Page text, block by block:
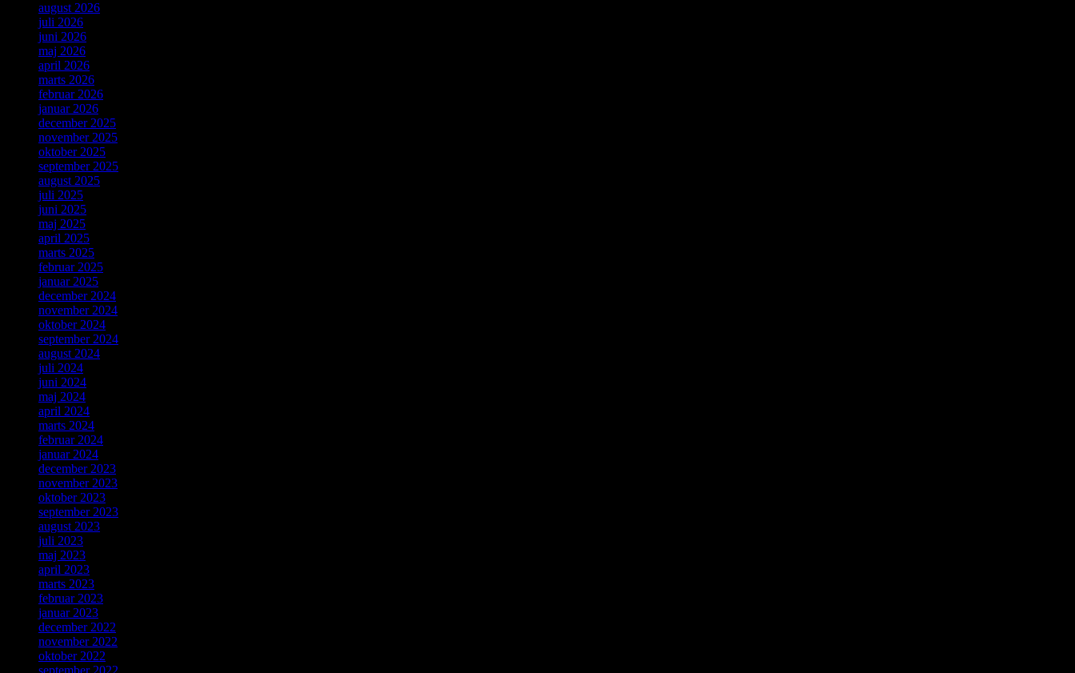
august 2026
juli 2026
juni 2026
maj 2026
april 2026
marts 2026
februar 2026
januar 2026
december 2025
november 2025
oktober 2025
september 2025
august 2025
juli 2025
juni 2025
maj 2025
april 2025
marts 2025
februar 2025
januar 2025
december 2024
november 2024
oktober 2024
september 2024
august 2024
juli 2024
juni 2024
maj 2024
april 2024
marts 2024
februar 2024
januar 2024
december 2023
november 2023
oktober 2023
september 2023
august 2023
juli 2023
maj 2023
april 2023
marts 2023
februar 2023
januar 2023
december 2022
november 2022
oktober 2022